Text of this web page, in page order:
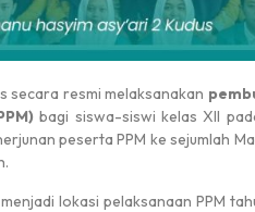
secara resmi melaksanakan
bagi siswa-siswi kelas XII
peserta PPM ke sejumlah
menjadi lokasi pelaksanaan PPM